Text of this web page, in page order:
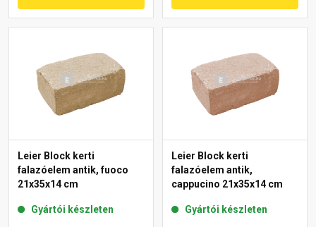
Leier Block kerti
falazóelem antik, fuoco
21x35x14 cm
Gyártói készleten
Leier Block kerti
falazóelem antik,
cappucino 21x35x14 cm
Gyártói készleten